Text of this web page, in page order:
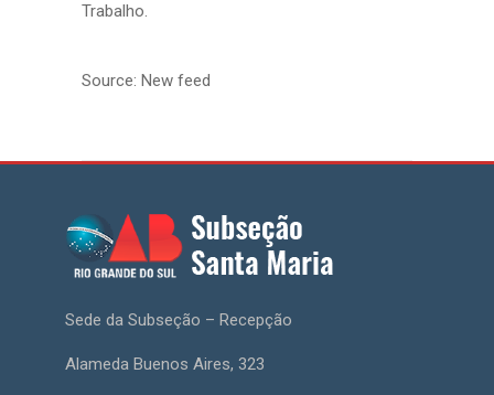
Trabalho.
Source: New feed
Sede da Subseção – Recepção
Alameda Buenos Aires, 323